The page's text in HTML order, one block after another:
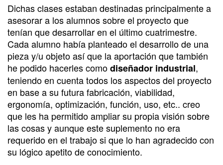
Dichas clases estaban destinadas principalmente a
asesorar a los alumnos sobre el proyecto que
tenían que desarrollar en el último cuatrimestre.
Cada alumno había planteado el desarrollo de una
pieza y/u objeto así que la aportación que también
he podido hacerles comodiseñador industrial,
teniendo en cuenta todos los aspectos del proyecto
en base a su futura fabricación, viabilidad,
ergonomía, optimización, función, uso, etc.. creo
que les ha permitido ampliar su propia visión sobre
las cosas y aunque este suplemento no era
requerido en el trabajo si que lo han agradecido con
su lógico apetito de conocimiento.